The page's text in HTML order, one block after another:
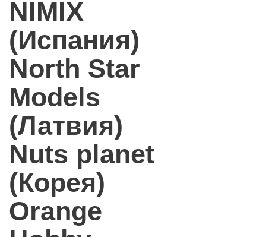
NIMIX
(Испания)
North Star
Models
(Латвия)
Nuts planet
(Корея)
Orange